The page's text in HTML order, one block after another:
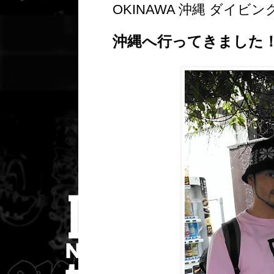
OKINAWA 沖縄 ダイビン
沖縄へ行ってきました